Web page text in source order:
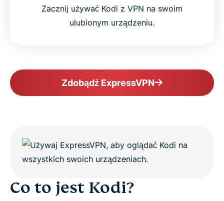
Zacznij używać Kodi z VPN na swoim
ulubionym urządzeniu.
Zdobądź ExpressVPN
Co to jest Kodi?